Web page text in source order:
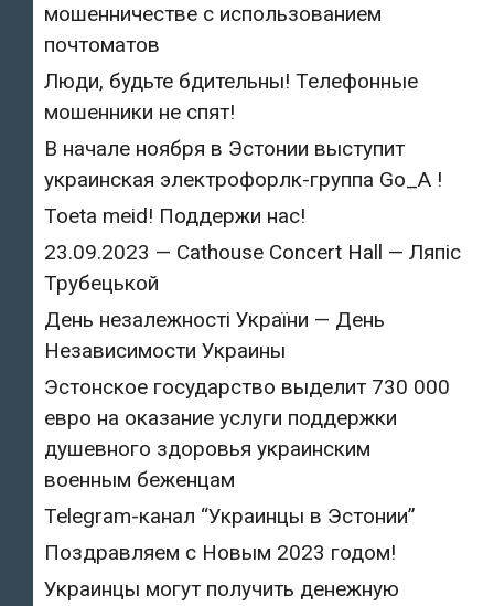
мошенничестве с использованием
почтоматов
Люди, будьте бдительны! Телефонные
мошенники не спят!
В начале ноября в Эстонии выступит
украинская электрофорлк-группа Go_A !
Toeta meid! Поддержи нас!
23.09.2023 — Cathouse Concert Hall — Ляпіс
Трубецькой
День незалежності України — День
Независимости Украины
Эстонское государство выделит 730 000
евро на оказание услуги поддержки
душевного здоровья украинским
военным беженцам
Telegram-канал “Украинцы в Эстонии”
Поздравляем с Новым 2023 годом!
Украинцы могут получить денежную